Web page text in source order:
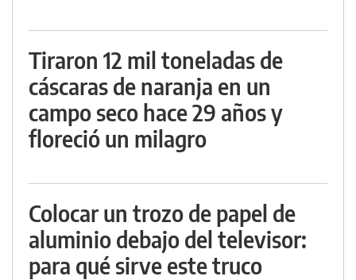
Tiraron 12 mil toneladas de
cáscaras de naranja en un
campo seco hace 29 años y
floreció un milagro
Colocar un trozo de papel de
aluminio debajo del televisor:
para qué sirve este truco